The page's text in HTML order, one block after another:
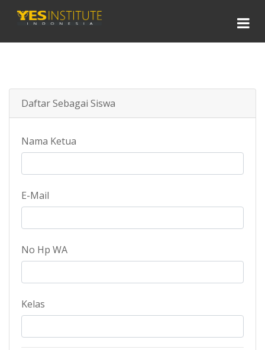
Daftar Sebagai Siswa
Nama Ketua
E-Mail
No Hp WA
Kelas